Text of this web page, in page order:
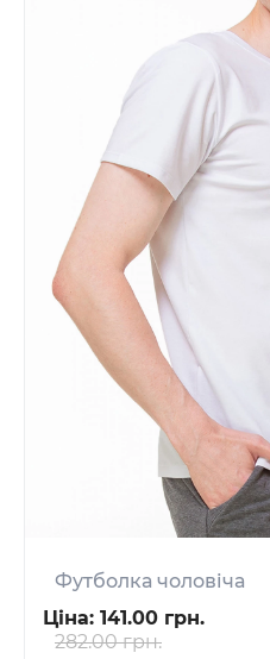
Футболка чоловіча
Ціна: 141.00 грн.
282.00 грн.